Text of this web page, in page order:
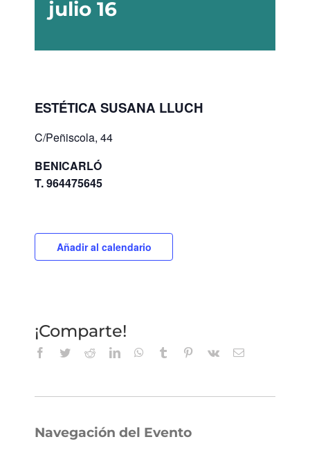
julio 16
ESTÉTICA SUSANA LLUCH
C/Peñiscola, 44
BENICARLÓ
T. 964475645
Añadir al calendario
¡Comparte!
Facebook
TwitterRedditLinkedInWhatsApp
Tumblr Pinterest
Vk
Correo
Navegación del Evento